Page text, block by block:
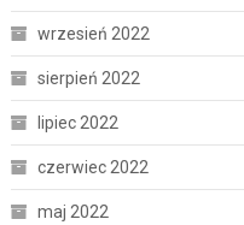
wrzesień 2022
sierpień 2022
lipiec 2022
czerwiec 2022
maj 2022